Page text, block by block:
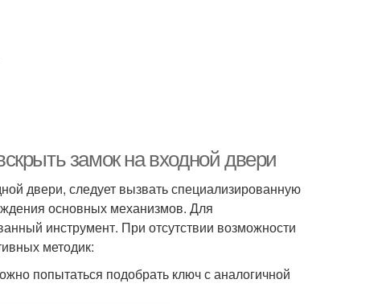
замок на входной двери
двери, следует вызвать специализированную
основных механизмов. Для
инструмент. При отсутствии возможности
методик:
попытаться подобрать ключ с аналогичной